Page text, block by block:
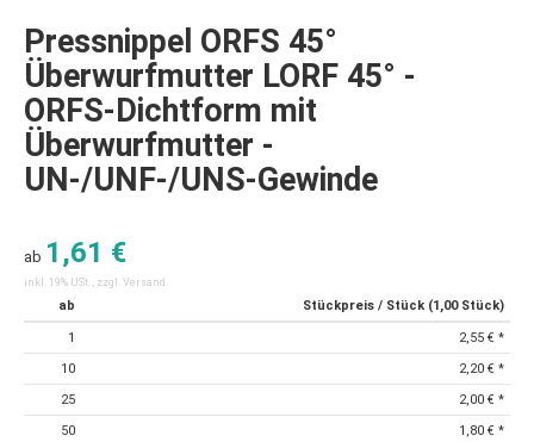
Pressnippel ORFS 45°
Überwurfmutter LORF 45° -
ORFS-Dichtform mit
Überwurfmutter -
UN-/UNF-/UNS-Gewinde
ab 1,61 €
inkl. 19% USt. , zzgl. Versand
ab Stückpreis / Stück (1,00 Stück)
1 2,55 € *
10
2,20 € *
25
2,00 € *
50
1,80 € *